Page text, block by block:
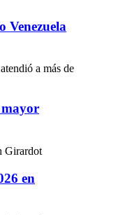
Venezuela
en